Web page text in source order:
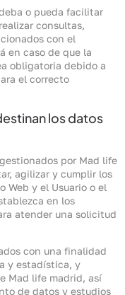
o pueda facilitar
consultas,
con el
en caso de que la
obligatoria debido a
el correcto
los datos
por Mad life
agilizar y cumplir los
Web y el Usuario o el
en los
atender una solicitud
con una finalidad
y estadística, y
Mad life madrid, así
de datos y estudios